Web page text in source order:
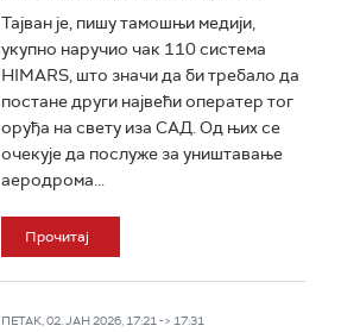
Тајван је, пишу тамошњи медији,
укупно наручио чак 110 система
HIMARS, што значи да би требало да
постане други највећи оператер тог
оруђа на свету иза САД. Од њих се
очекује да послуже за уништавање
аеродрома...
Прочитај
ПЕТАК, 02. ЈАН 2026, 17:21 -> 17:31